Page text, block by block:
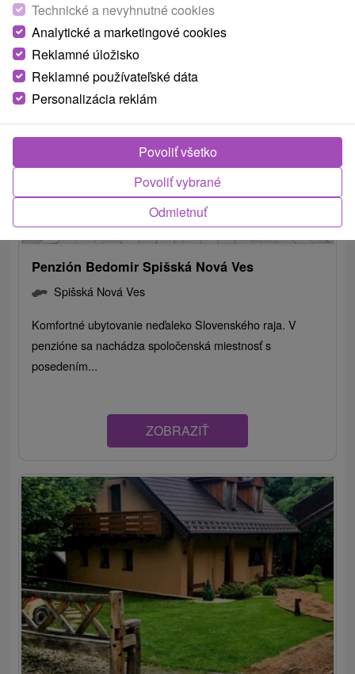
Penzión Bedomir Spišská Nová Ves
Spišská Nová Ves
Komfortné ubytovanie neďaleko Slovenského raja. V
penzióne sa nachádza spoločenská miestnosť s
posedením...
ZOBRAZIŤ
Technické a nevyhnutné cookies
Analytické a marketingové cookies
Reklamné úložisko
Reklamné používateľské dáta
Personalizácia reklám
Odmietnuť
Povoliť vybrané
Povoliť všetko